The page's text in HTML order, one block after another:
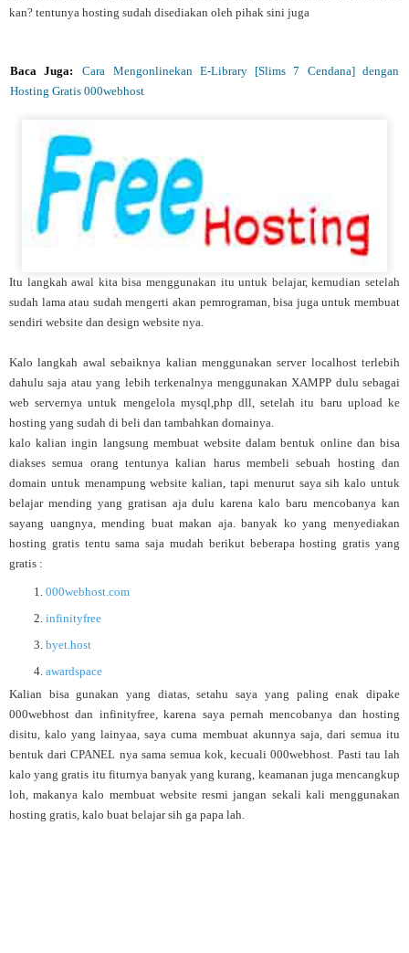
kan? tentunya hosting sudah disediakan oleh pihak sini juga
Baca Juga:
Cara Mengonlinekan E-Library [Slims 7 Cendana] dengan
Hosting Gratis 000webhost
Itu langkah awal kita bisa menggunakan itu untuk belajar, kemudian setelah
sudah lama atau sudah mengerti akan pemrograman, bisa juga untuk membuat
sendiri website dan design website nya.
Kalo langkah awal sebaiknya kalian menggunakan server localhost terlebih
dahulu saja atau yang lebih terkenalnya menggunakan XAMPP dulu sebagai
web servernya untuk mengelola mysql,php dll, setelah itu baru upload ke
hosting yang sudah di beli dan tambahkan domainya.
kalo kalian ingin langsung membuat website dalam bentuk online dan bisa
diakses semua orang tentunya kalian harus membeli sebuah hosting dan
domain untuk menampung website kalian, tapi menurut saya sih kalo untuk
belajar mending yang gratisan aja dulu karena kalo baru mencobanya kan
sayang uangnya, mending buat makan aja. banyak ko yang menyediakan
hosting gratis tentu sama saja mudah berikut beberapa hosting gratis yang
gratis :
000webhost.com
infinityfree
byet.host
awardspace
Kalian bisa gunakan yang diatas, setahu saya yang paling enak dipake
000webhost dan infinityfree, karena saya pernah mencobanya dan hosting
disitu, kalo yang lainyaa, saya cuma membuat akunnya saja, dari semua itu
bentuk dari CPANEL nya sama semua kok, kecuali 000webhost. Pasti tau lah
kalo yang gratis itu fiturnya banyak yang kurang, keamanan juga mencangkup
loh, makanya kalo membuat website resmi jangan sekali kali menggunakan
hosting gratis, kalo buat belajar sih ga papa lah.